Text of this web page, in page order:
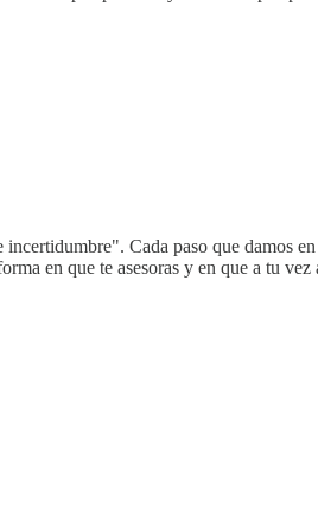
Cada paso que damos
en que te asesoras y en que a tu